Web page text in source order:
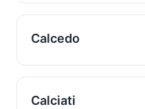
Calcedo
Calciati